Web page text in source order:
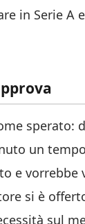
in Serie A
sperato:
un
e vorrebbe
si è
sul